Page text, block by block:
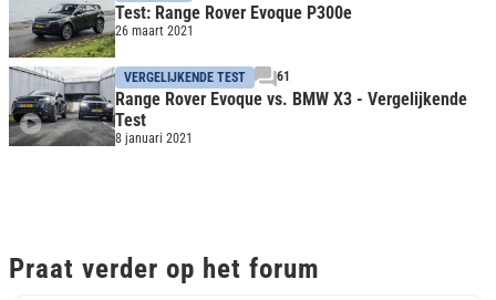
Test: Range Rover Evoque P300e
26 maart 2021
VERGELIJKENDE TEST 61
Range Rover Evoque vs. BMW X3 - Vergelijkende
Test
8 januari 2021
Praat verder op het forum